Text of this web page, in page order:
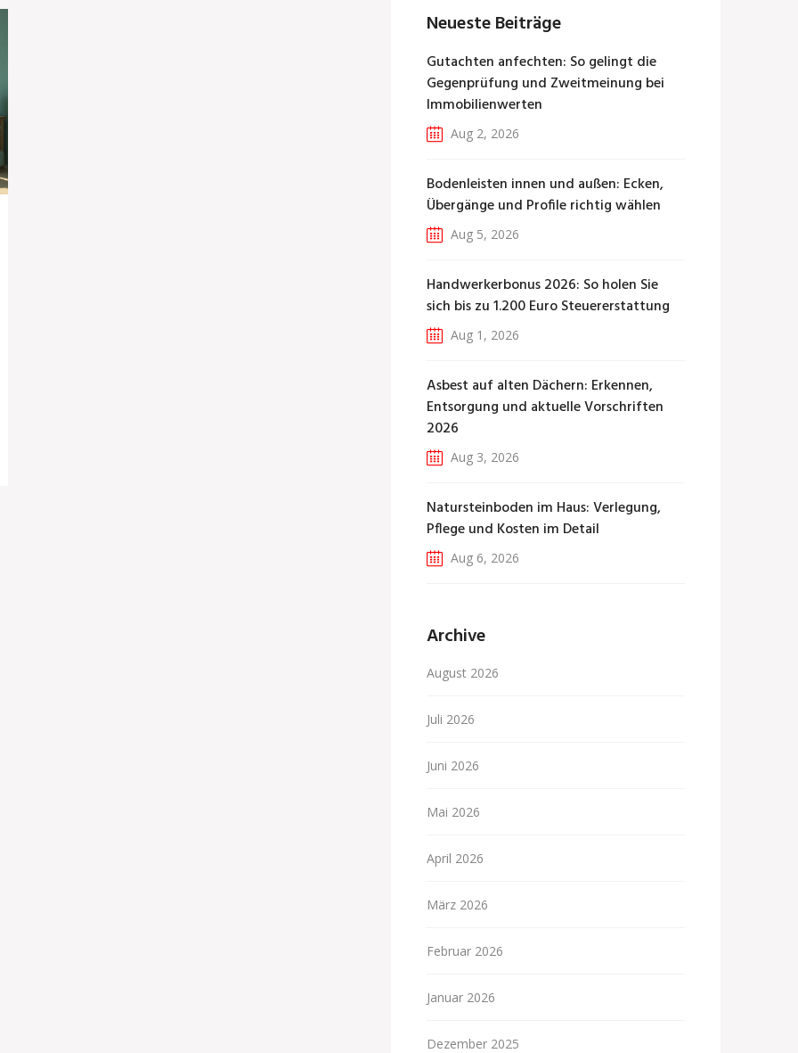
Neueste Beiträge
Gutachten anfechten: So gelingt die
Gegenprüfung und Zweitmeinung bei
Immobilienwerten
Aug 2, 2026
Bodenleisten innen und außen: Ecken,
Übergänge und Profile richtig wählen
Aug 5, 2026
Handwerkerbonus 2026: So holen Sie
sich bis zu 1.200 Euro Steuererstattung
Aug 1, 2026
Asbest auf alten Dächern: Erkennen,
Entsorgung und aktuelle Vorschriften
2026
Aug 3, 2026
Natursteinboden im Haus: Verlegung,
Pflege und Kosten im Detail
Aug 6, 2026
Archive
August 2026
Juli 2026
Juni 2026
Mai 2026
April 2026
März 2026
Februar 2026
Januar 2026
Dezember 2025